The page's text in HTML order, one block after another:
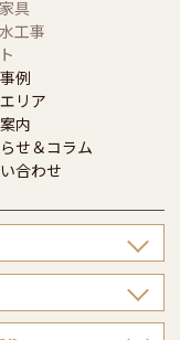
具
工事
例
リア
内
せ＆コラム
合わせ